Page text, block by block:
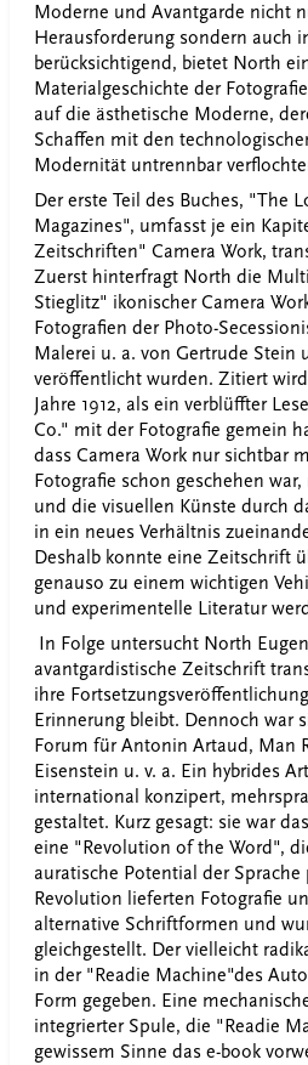
Moderne und Avantgarde nicht
Herausforderung sondern auch
berücksichtigend, bietet North
Materialgeschichte der
auf die ästhetische Moderne,
Schaffen mit den
Modernität untrennbar
Der erste Teil des Buches, "The
Magazines", umfasst je ein
Zeitschriften" Camera Work,
Zuerst hinterfragt North die
Stieglitz" ikonischer Camera
Fotografien der Photo-
Malerei u. a. von Gertrude Stein
veröffentlicht wurden. Zitiert
Jahre 1912, als ein verblüffter
Co." mit der Fotografie gemein
dass Camera Work nur sichtbar
Fotografie schon geschehen
und die visuellen Künste durch
in ein neues Verhältnis
Deshalb konnte eine Zeitschrift
genauso zu einem wichtigen
und experimentelle Literatur
In Folge untersucht North
avantgardistische Zeitschrift
ihre
Erinnerung bleibt. Dennoch war
Forum für Antonin Artaud, Man
Eisenstein u. v. a. Ein hybrides
international konzipert,
gestaltet. Kurz gesagt: sie war
eine "Revolution of the Word",
auratische Potential der
Revolution lieferten Fotografie
alternative Schriftformen und
gleichgestellt. Der vielleicht
in der "Readie Machine"des
Form gegeben. Eine
integrierter Spule, die "Readie
gewissem Sinne das e-book